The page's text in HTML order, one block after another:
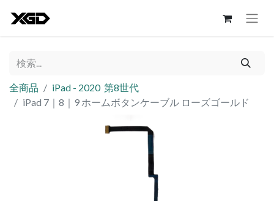
全商品
iPad - 2020 第8世代
iPad 7｜8｜9 ホームボタンケーブル ローズゴールド